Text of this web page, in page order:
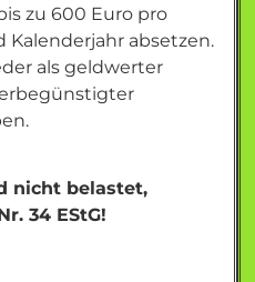
zu 600 Euro pro
absetzen.
als geldwerter
nicht belastet,
34 EStG!